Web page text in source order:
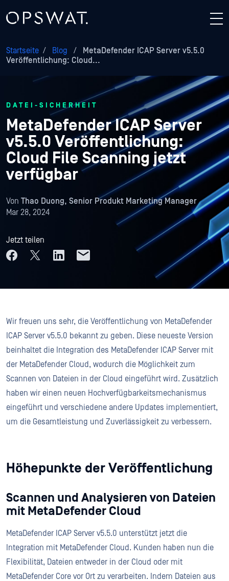
Startseite / Blog /
MetaDefender ICAP Server v5.5.0
Veröffentlichung: Cloud...
DATEI-SICHERHEIT
MetaDefender ICAP Server
v5.5.0 Veröffentlichung:
Cloud File Scanning jetzt
verfügbar
Von Thao Duong, Senior Produkt Marketing Manager
Mar 28, 2024
Jetzt teilen
Wir freuen uns sehr, die Veröffentlichung von MetaDefender
ICAP Server v5.5.0 bekannt zu geben. Diese neueste Version
beinhaltet die Integration des MetaDefender ICAP Server mit
der MetaDefender Cloud, wodurch die Möglichkeit zum
Scannen von Dateien in der Cloud eingeführt wird. Zusätzlich
haben wir einen neuen Hochverfügbarkeitsmechanismus
eingeführt und verschiedene andere Updates implementiert,
um die Gesamtleistung und Zuverlässigkeit zu verbessern.
Höhepunkte der Veröffentlichung
Scannen und Analysieren von Dateien
mit MetaDefender Cloud
MetaDefender ICAP Server v5.5.0 unterstützt jetzt die
Integration mit MetaDefender Cloud. Kunden haben nun die
Flexibilität, Dateien entweder in der Cloud oder mit
MetaDefender Core vor Ort zu verarbeiten. Indem Dateien aus